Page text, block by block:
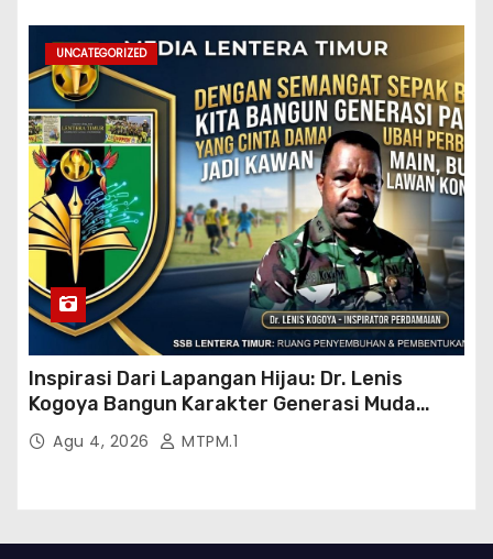
UNCATEGORIZED
Inspirasi Dari Lapangan Hijau: Dr. Lenis
Kogoya Bangun Karakter Generasi Muda
PapuaAgu 4, 2026 MTPM.1